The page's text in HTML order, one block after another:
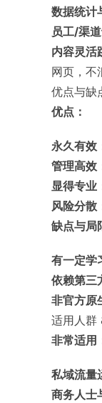
数据统计
员工/渠
内容灵活
网页，不
优点与缺
优点：
永久有效
管理高效
显得专业
风险分散
缺点与局
有一定学
依赖第三
非官方原
适用人群
非常适用
私域流量
商务人士